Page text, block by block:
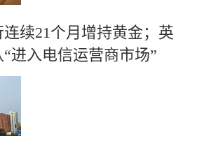
连续21个月增持黄金；英
进入电信运营商市场”